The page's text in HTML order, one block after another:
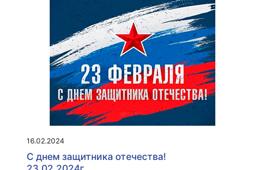
16.02.2024
С днем защитника отечества!